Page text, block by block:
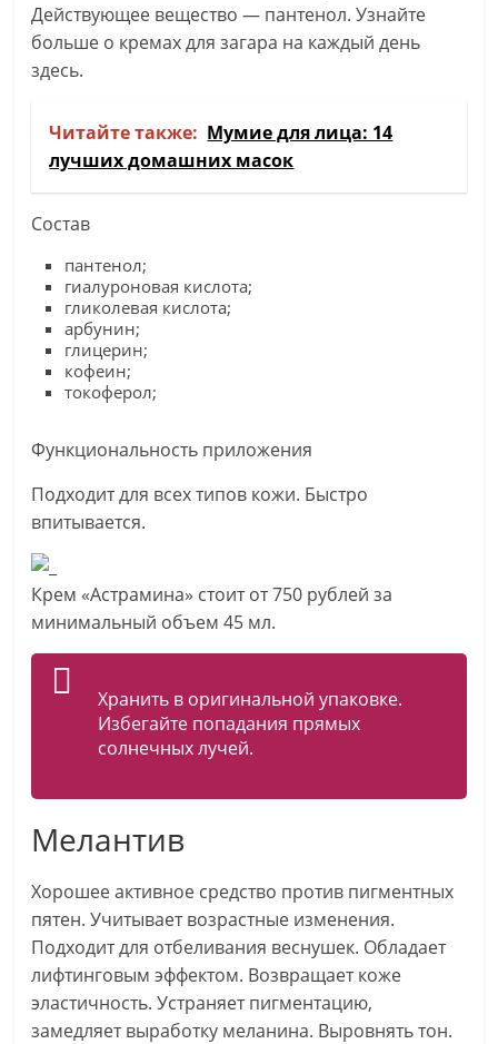
Действующее вещество — пантенол. Узнайте
больше о кремах для загара на каждый день
здесь.
Читайте также: Мумие для лица: 14
лучших домашних масок
Состав
пантенол;
гиалуроновая кислота;
гликолевая кислота;
арбунин;
глицерин;
кофеин;
токоферол;
Функциональность приложения
Подходит для всех типов кожи. Быстро
впитывается.
Крем «Астрамина» стоит от 750 рублей за
минимальный объем 45 мл.
Хранить в оригинальной упаковке.
Избегайте попадания прямых
солнечных лучей.
Мелантив
Хорошее активное средство против пигментных
пятен. Учитывает возрастные изменения.
Подходит для отбеливания веснушек. Обладает
лифтинговым эффектом. Возвращает коже
эластичность. Устраняет пигментацию,
замедляет выработку меланина. Выровнять тон.